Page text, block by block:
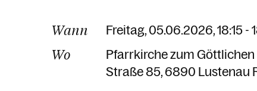
Wann Freitag, 05.06.2026, 18:15 -
Wo Pfarrkirche zum Göttlichen
Straße 85 6890 Lustenau